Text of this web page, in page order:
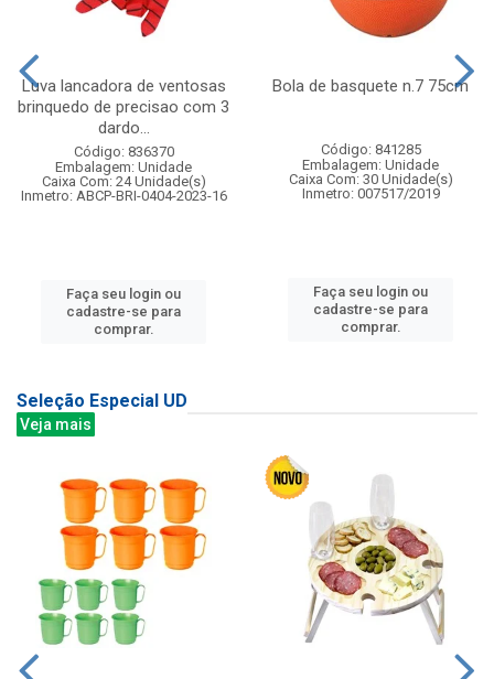
Luva lancadora de ventosas
brinquedo de precisao com 3
dardo...
Código: 836370
Embalagem: Unidade
Caixa Com: 24 Unidade(s)
Inmetro: ABCP-BRI-0404-2023-16
Faça seu login ou
cadastre-se para
comprar.
Bola de basquete n.7 75cm
Código: 841285
Embalagem: Unidade
Caixa Com: 30 Unidade(s)
Inmetro: 007517/2019
Faça seu login ou
cadastre-se para
comprar.
Seleção Especial UD
Veja mais